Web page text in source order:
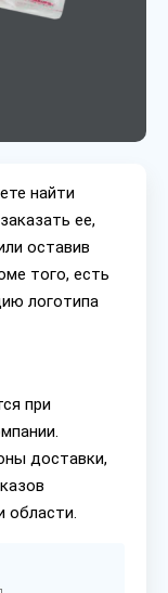
найти
ее,
оставив
того, есть
логотипа
при
доставки,
области.